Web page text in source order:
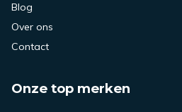
Blog
Over ons
Contact
Onze top merken